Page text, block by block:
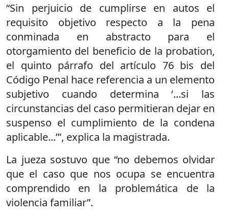
“Sin perjuicio de cumplirse en autos el
requisito objetivo respecto a la pena
conminada en abstracto para el
otorgamiento del beneficio de la probation,
el quinto párrafo del artículo 76 bis del
Código Penal hace referencia a un elemento
subjetivo cuando determina ‘...si las
circunstancias del caso permitieran dejar en
suspenso el cumplimiento de la condena
aplicable...’”, explica la magistrada.
La jueza sostuvo que “no debemos olvidar
que el caso que nos ocupa se encuentra
comprendido en la problemática de la
violencia familiar”.